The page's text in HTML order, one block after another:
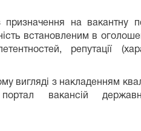
на вакантну
встановленим в
репутації
вигляді з накладенням
вакансій